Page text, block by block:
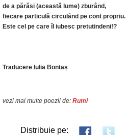
de a părăsi (această lume) zburând,
fiecare particulă circulând pe cont propriu.
Este cel pe care îl iubesc pretutindeni!?
Traducere Iulia Bontaș
vezi mai multe poezii de: Rumi
Distribuie pe: